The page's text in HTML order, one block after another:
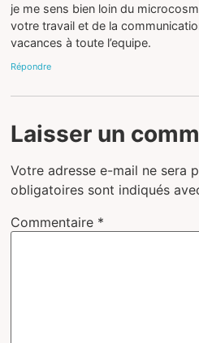
je me sens bien loin du
votre travail et de la
vacances à toute l’equipe.
Répondre
Laisser un
Votre adresse e-mail ne sera
obligatoires sont indiqués
Commentaire *